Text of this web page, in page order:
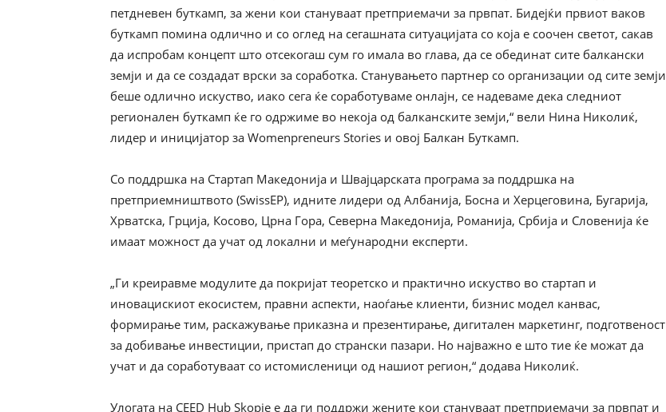
петдневен буткамп, за жени кои стануваат претприемачи за првпат. Бидејќи првиот ваков
буткамп помина одлично и со оглед на сегашната ситуацијата со која е соочен светот, сакав
да испробам концепт што отсекогаш сум го имала во глава, да се обединат сите балкански
земји и да се создадат врски за соработка. Станувањето партнер со организации од сите земји
беше одлично искуство, иако сега ќе соработуваме онлајн, се надеваме дека следниот
регионален буткамп ќе го одржиме во некоја од балканските земји,“ вели Нина Николиќ,
лидер и иницијатор за Womenpreneurs Stories и овој Балкан Буткамп.
Со поддршка на Стартап Македонија и Швајцарската програма за поддршка на
претприемништвото (SwissEP), идните лидери од Албанија, Босна и Херцеговина, Бугарија,
Хрватска, Грција, Косово, Црна Гора, Северна Македонија, Романија, Србија и Словенија ќе
имаат можност да учат од локални и меѓународни експерти.
„Ги креиравме модулите да покријат теоретско и практично искуство во стартап и
иновацискиот екосистем, правни аспекти, наоѓање клиенти, бизнис модел канвас,
формирање тим, раскажување приказна и презентирање, дигитален маркетинг, подготвеност
за добивање инвестиции, пристап до странски пазари. Но најважно е што тие ќе можат да
учат и да соработуваат со истомисленици од нашиот регион,“ додава Николиќ.
Улогата на CEED Hub Skopje е да ги поддржи жените кои стануваат претприемачи за првпат и